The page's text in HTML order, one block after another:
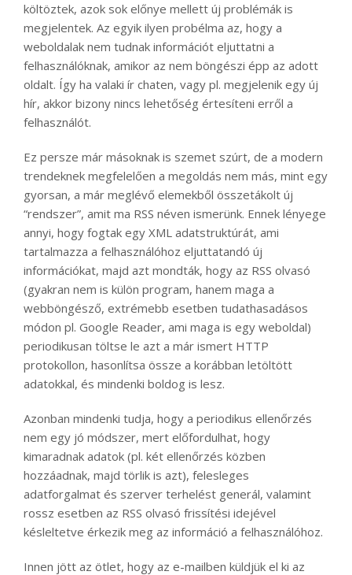
költöztek, azok sok előnye mellett új problémák is
megjelentek. Az egyik ilyen probélma az, hogy a
weboldalak nem tudnak információt eljuttatni a
felhasználóknak, amikor az nem böngészi épp az adott
oldalt. Így ha valaki ír chaten, vagy pl. megjelenik egy új
hír, akkor bizony nincs lehetőség értesíteni erről a
felhasználót.
Ez persze már másoknak is szemet szúrt, de a modern
trendeknek megfelelően a megoldás nem más, mint egy
gyorsan, a már meglévő elemekből összetákolt új
“rendszer”, amit ma RSS néven ismerünk. Ennek lényege
annyi, hogy fogtak egy XML adatstruktúrát, ami
tartalmazza a felhasználóhoz eljuttatandó új
információkat, majd azt mondták, hogy az RSS olvasó
(gyakran nem is külön program, hanem maga a
webböngésző, extrémebb esetben tudathasadásos
módon pl. Google Reader, ami maga is egy weboldal)
periodikusan töltse le azt a már ismert HTTP
protokollon, hasonlítsa össze a korábban letöltött
adatokkal, és mindenki boldog is lesz.
Azonban mindenki tudja, hogy a periodikus ellenőrzés
nem egy jó módszer, mert előfordulhat, hogy
kimaradnak adatok (pl. két ellenőrzés közben
hozzáadnak, majd törlik is azt), felesleges
adatforgalmat és szerver terhelést generál, valamint
rossz esetben az RSS olvasó frissítési idejével
késleltetve érkezik meg az információ a felhasználóhoz.
Innen jött az ötlet, hogy az e-mailben küldjük el ki az